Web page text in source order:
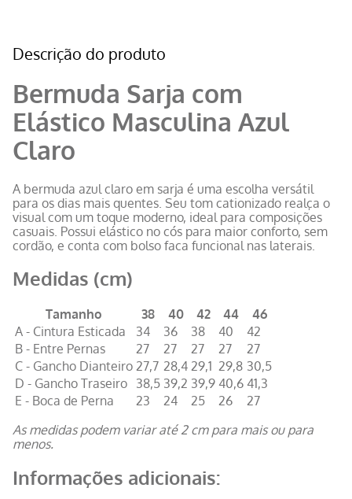
Descrição do produto
Bermuda Sarja com
Elástico Masculina Azul
Claro
A bermuda azul claro em sarja é uma escolha versátil
para os dias mais quentes. Seu tom cationizado realça o
visual com um toque moderno, ideal para composições
casuais. Possui elástico no cós para maior conforto, sem
cordão, e conta com bolso faca funcional nas laterais.
Medidas (cm)
Tamanho 38 40 42 44
46
A - Cintura Esticada
34 36 38 40
42
B - Entre Pernas
27 27 27 27
27
C - Gancho Dianteiro 27,7 28,4 29,1 29,8 30,5
D - Gancho Traseiro 38,5 39,2 39,9 40,6 41,3
E - Boca de Perna
23 24 25 26
27
As medidas podem variar até 2 cm para mais ou para
menos.
Informações adicionais: